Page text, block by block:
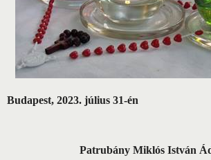
Budapest, 2023. július 31-én
Patrubány Miklós István